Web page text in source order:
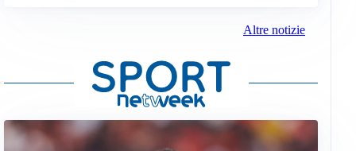
Altre notizie